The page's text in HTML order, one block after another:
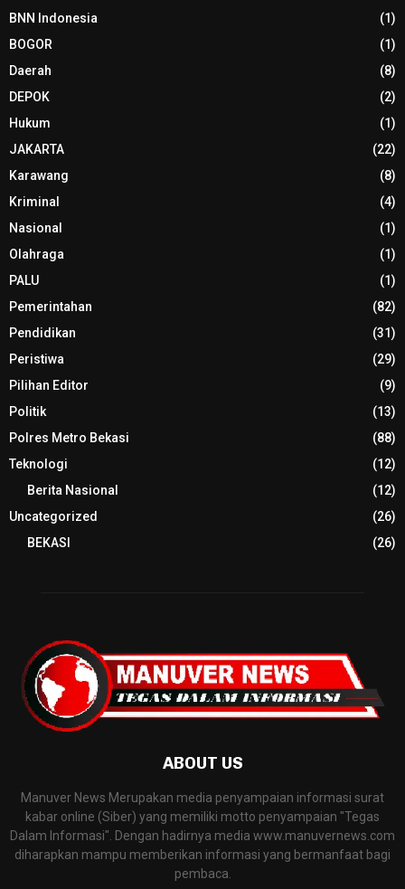
BNN Indonesia
(1)
BOGOR
(1)
Daerah
(8)
DEPOK
(2)
Hukum
(1)
JAKARTA
(22)
Karawang
(8)
Kriminal
(4)
Nasional
(1)
Olahraga
(1)
PALU
(1)
Pemerintahan
(82)
Pendidikan
(31)
Peristiwa
(29)
Pilihan Editor
(9)
Politik
(13)
Polres Metro Bekasi
(88)
Teknologi
(12)
Berita Nasional
(12)
Uncategorized
(26)
BEKASI
(26)
ABOUT US
Manuver News Merupakan media penyampaian informasi surat
kabar online (Siber) yang memiliki motto penyampaian "Tegas
Dalam Informasi". Dengan hadirnya media www.manuvernews.com
diharapkan mampu memberikan informasi yang bermanfaat bagi
pembaca.